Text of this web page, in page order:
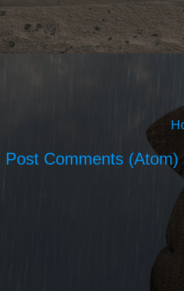
Post Comments (Atom)